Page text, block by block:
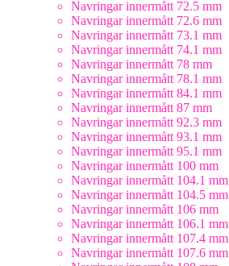
Navringar innermått 72.5 mm
Navringar innermått 72.6 mm
Navringar innermått 73.1 mm
Navringar innermått 74.1 mm
Navringar innermått 78 mm
Navringar innermått 78.1 mm
Navringar innermått 84.1 mm
Navringar innermått 87 mm
Navringar innermått 92.3 mm
Navringar innermått 93.1 mm
Navringar innermått 95.1 mm
Navringar innermått 100 mm
Navringar innermått 104.1 mm
Navringar innermått 104.5 mm
Navringar innermått 106 mm
Navringar innermått 106.1 mm
Navringar innermått 107.4 mm
Navringar innermått 107.6 mm